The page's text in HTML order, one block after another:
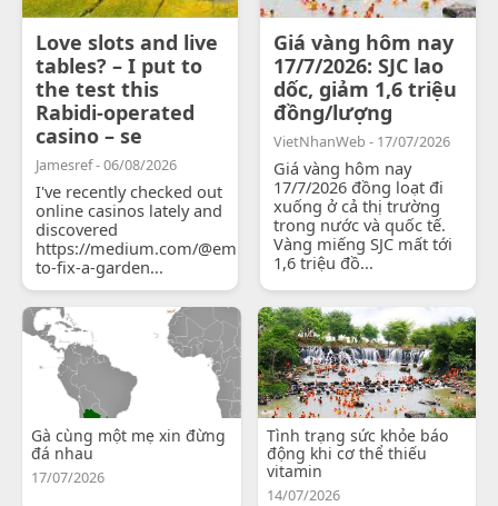
Love slots and live
tables? – I put to
the test this
Rabidi-operated
casino – se
Jamesref - 06/08/2026
I've recently checked out
online casinos lately and
discovered
https://medium.com/@emilyjohnsonready/how-
to-fix-a-garden...
Giá vàng hôm nay
17/7/2026: SJC lao
dốc, giảm 1,6 triệu
đồng/lượng
VietNhanWeb - 17/07/2026
Giá vàng hôm nay
17/7/2026 đồng loạt đi
xuống ở cả thị trường
trong nước và quốc tế.
Vàng miếng SJC mất tới
1,6 triệu đồ...
Gà cùng một mẹ xin đừng
đá nhau
17/07/2026
Tình trạng sức khỏe báo
động khi cơ thể thiếu
vitamin
14/07/2026